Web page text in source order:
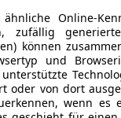
Online-
zufällig
können
und
oder von dort
wenn es